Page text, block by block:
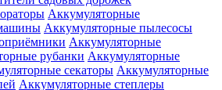
Аккумуляторные
Аккумуляторные пылесосы
Аккумуляторные
рубанки Аккумуляторные
секаторы Аккумуляторные
Аккумуляторные степлеры